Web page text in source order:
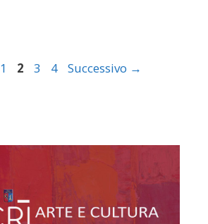
Pagina
1 Pagina
2 Pagina
3 Pagina
4 Successivo →